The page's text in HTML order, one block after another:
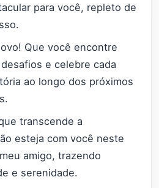
para você, repleto de
Que você encontre
e celebre cada
ao longo dos próximos
transcende a
esteja com você neste
amigo, trazendo
e serenidade.